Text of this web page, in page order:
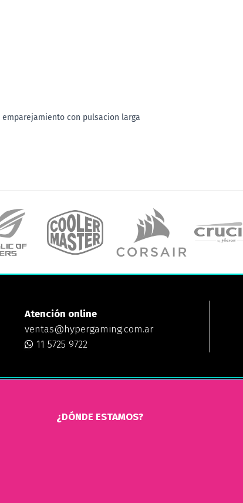
emparejamiento con pulsacion larga
Atención online
ventas@hypergaming.com.ar
11 5725 9722
¿DÓNDE ESTAMOS?